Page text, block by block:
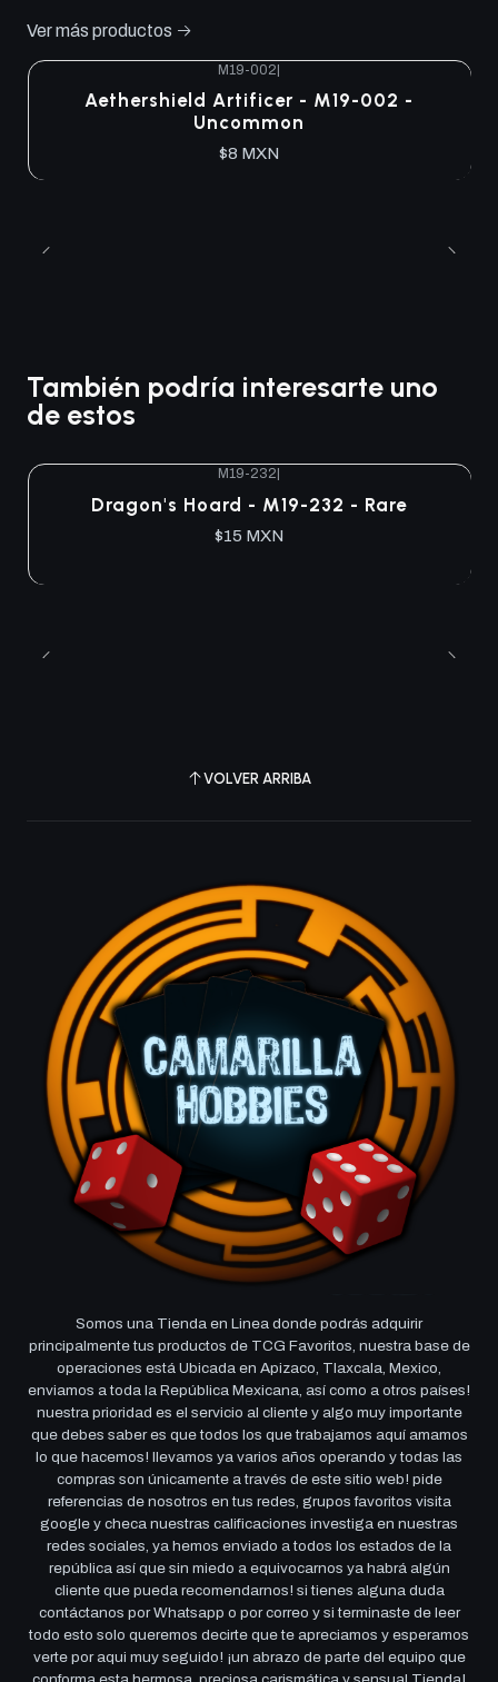
Ver más productos
M19-002
Aethershield Artificer - M19-002 -
Uncommon
$8 MXN
También podría interesarte uno
de estos
M19-232
Dragon's Hoard - M19-232 - Rare
$15 MXN
VOLVER ARRIBA
Somos una Tienda en Linea donde podrás adquirir
principalmente tus productos de TCG Favoritos, nuestra base de
operaciones está Ubicada en Apizaco, Tlaxcala, Mexico,
enviamos a toda la República Mexicana, así como a otros países!
nuestra prioridad es el servicio al cliente y algo muy importante
que debes saber es que todos los que trabajamos aquí amamos
lo que hacemos! llevamos ya varios años operando y todas las
compras son únicamente a través de este sitio web! pide
referencias de nosotros en tus redes, grupos favoritos visita
google y checa nuestras calificaciones investiga en nuestras
redes sociales, ya hemos enviado a todos los estados de la
república así que sin miedo a equivocarnos ya habrá algún
cliente que pueda recomendarnos! si tienes alguna duda
contáctanos por Whatsapp o por correo y si terminaste de leer
todo esto solo queremos decirte que te apreciamos y esperamos
verte por aqui muy seguido! ¡un abrazo de parte del equipo que